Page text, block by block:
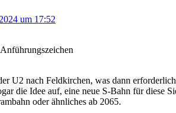
um 17:52
U2 nach Feldkirchen, was dann
die Idee auf, eine neue S-Bahn für diese
oder ähnliches ab 2065.